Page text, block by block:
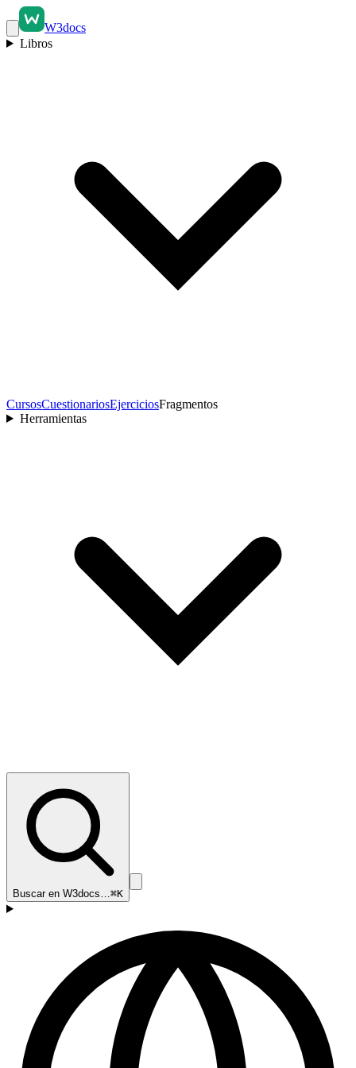
W3docs
Libros
CursosCuestionariosEjerciciosFragmentos
Herramientas
Buscar en W3docs…⌘K